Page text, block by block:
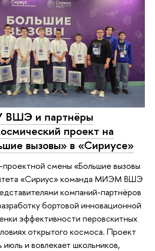
и партнёры
проект на
вызовы» в «Сириусе»
проектной смены «Большие вызовы
«Сириус» команда МИЭМ ВШЭ
компаний-партнёров
бортовой инновационной
эффективности перовскитных
открытого космоса. Проект
июль и вовлекает школьников,